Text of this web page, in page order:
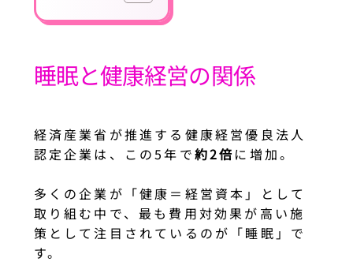
睡眠と健康経営の関係
経済産業省が推進する健康経営優良法人
認定企業は、この5年で約2倍に増加。
多くの企業が「健康＝経営資本」として
取り組む中で、最も費用対効果が高い施
策として注目されているのが「睡眠」で
す。